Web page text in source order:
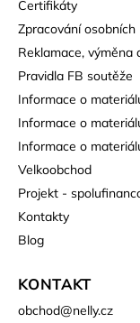
Certifikáty
Zpracování osobních
Reklamace, výměna
Pravidla FB soutěže
Informace o
Informace o
Informace o
Velkoobchod
Projekt -
Kontakty
Blog
KONTAKT
obchod@nelly.cz